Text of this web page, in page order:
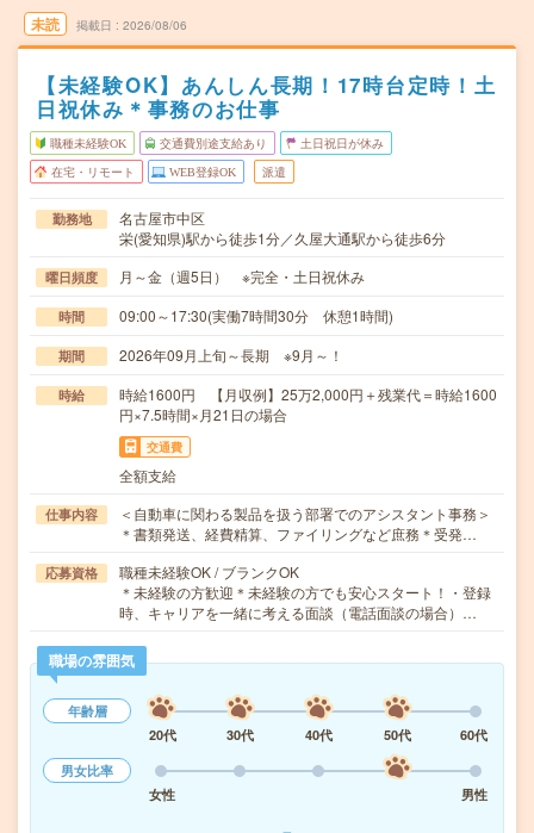
未読 掲載日 2026/08/06
【未経験OK】あんしん長期！17時台定時！土
日祝休み＊事務のお仕事
職種未経験OK 交通費別途支給あり 土日祝日が休み
在宅・リモート WEB登録OK 派遣
勤務地
名古屋市中区
栄(愛知県)駅から徒歩1分／久屋大通駅から徒歩6分
曜日頻度 月～金（週5日） ※完全・土日祝休み
時間 09:00～17:30(実働7時間30分 休憩1時間)
期間 2026年09月上旬～長期 ※9月～！
時給
時給1600円 【月収例】25万2,000円＋残業代＝時給1600
円×7.5時間×月21日の場合
交通費
全額支給
仕事内容
＜自動車に関わる製品を扱う部署でのアシスタント事務＞
＊書類発送、経費精算、ファイリングなど庶務＊受発…
応募資格
職種未経験OK / ブランクOK
＊未経験の方歓迎＊未経験の方でも安心スタート！・登録
時、キャリアを一緒に考える面談（電話面談の場合）…
職場の雰囲気
年齢層
20代
30代 40代 50代
60代
男女比率
女性
男性